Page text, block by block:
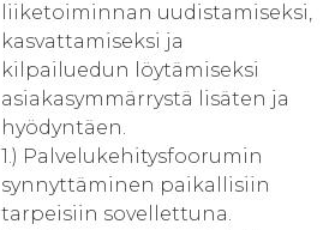
liiketoiminnan uudistamiseksi,
kasvattamiseksi ja
kilpailuedun löytämiseksi
asiakasymmärrystä lisäten ja
hyödyntäen.
1.) Palvelukehitysfoorumin
synnyttäminen paikallisiin
tarpeisiin sovellettuna.